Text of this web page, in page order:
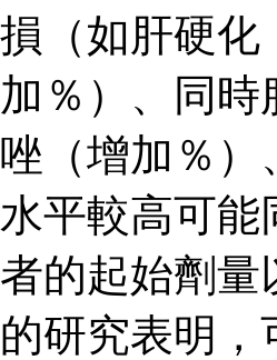
損（如肝硬化
加％）、同時
唑（增加％）
水平較高可能
者的起始劑量
的研究表明，